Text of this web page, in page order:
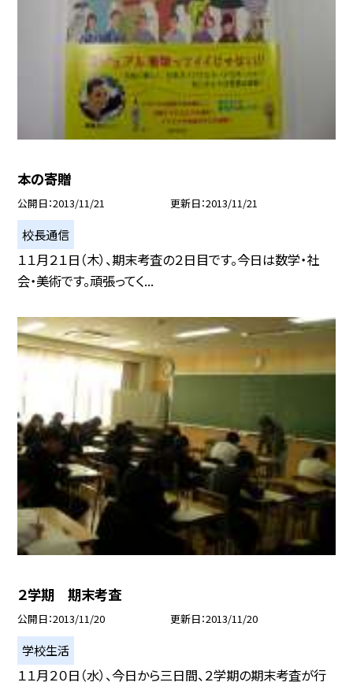
本の寄贈
公開日 2013/11/21 更新日 2013/11/21
校長通信
１１月２１日（木）、期末考査の２日目です。今日は数学・社
会・美術です。頑張ってく...
２学期 期末考査
公開日 2013/11/20 更新日 2013/11/20
学校生活
１１月２０日（水）、今日から三日間、２学期の期末考査が行